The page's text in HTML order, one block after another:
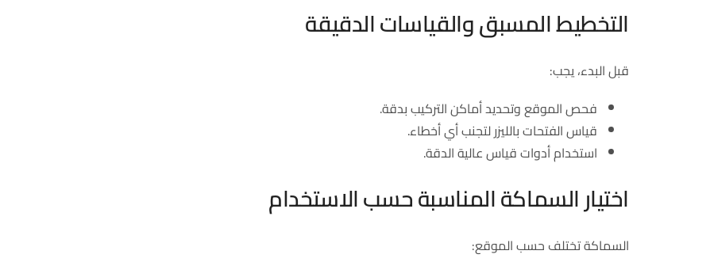
التخطيط المسبق والقياسات الدقيقة
قبل البدء، يجب:
فحص الموقع وتحديد أماكن التركيب بدقة.
قياس الفتحات بالليزر لتجنب أي أخطاء.
استخدام أدوات قياس عالية الدقة.
اختيار السماكة المناسبة حسب الاستخدام
السماكة تختلف حسب الموقع: